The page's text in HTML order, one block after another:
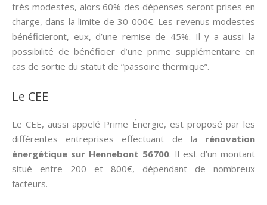
très modestes, alors 60% des dépenses seront prises en
charge, dans la limite de 30 000€. Les revenus modestes
bénéficieront, eux, d’une remise de 45%. Il y a aussi la
possibilité de bénéficier d’une prime supplémentaire en
cas de sortie du statut de “passoire thermique”.
Le CEE
Le CEE, aussi appelé Prime Énergie, est proposé par les
différentes entreprises effectuant de la rénovation
énergétique sur Hennebont 56700. Il est d’un montant
situé entre 200 et 800€, dépendant de nombreux
facteurs.